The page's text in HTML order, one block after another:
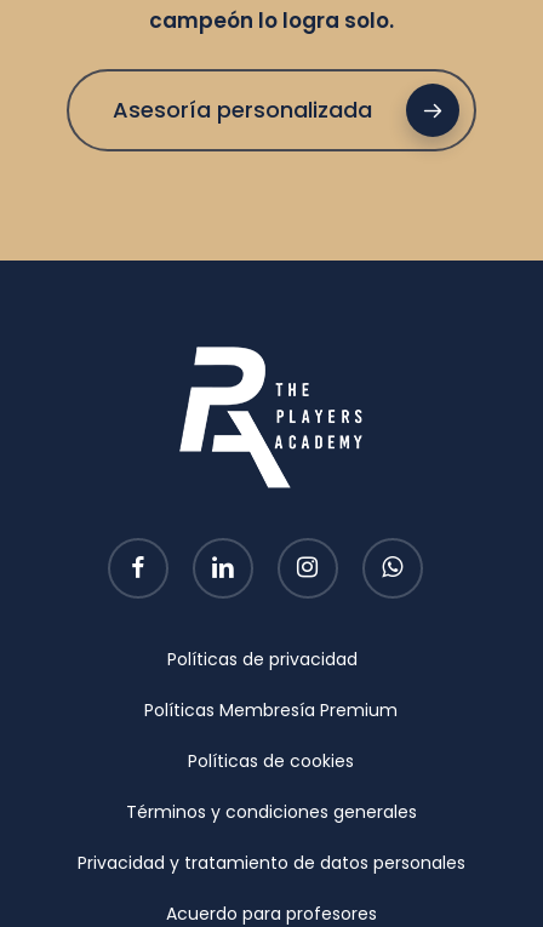
campeón lo logra solo.
Asesoría personalizada
facebook linkedin instagram whatsapp
Políticas de privacidad
Políticas Membresía Premium
Políticas de cookies
Términos y condiciones generales
Privacidad y tratamiento de datos personales
Acuerdo para profesores